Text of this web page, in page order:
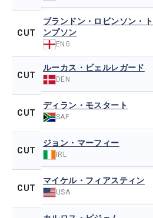
CUT
ブランドン・ロビンソン・ト
ンプソン
ENG
CUT
ルーカス・ビェルレガード
DEN
CUT
ディラン・モスタート
SAF
CUT
ジョン・マーフィー
IRL
CUT
マイケル・フィアスティン
USA